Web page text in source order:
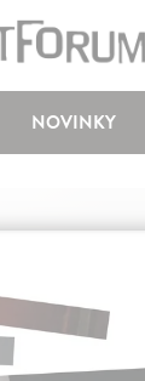
NOVINKY